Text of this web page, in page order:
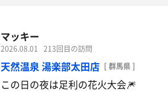
マッキー
2026.08.01 213回目の訪問
天然温泉 湯楽部太田店 [ 群馬県 ]
この日の夜は足利の花火大会🎆